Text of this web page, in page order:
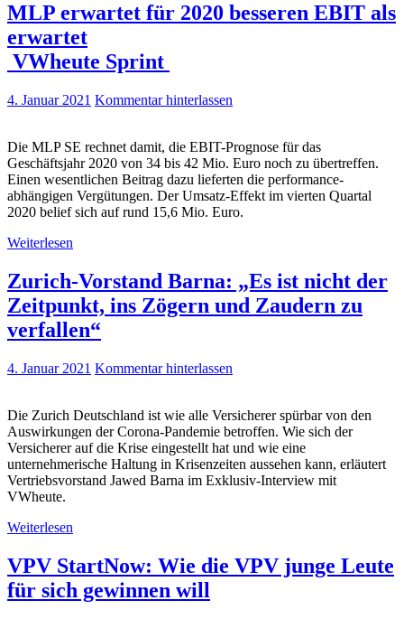
MLP erwartet für 2020 besseren EBIT als
erwartet
VWheute Sprint
4. Januar 2021 Kommentar hinterlassen
Die MLP SE rechnet damit, die EBIT-Prognose für das
Geschäftsjahr 2020 von 34 bis 42 Mio. Euro noch zu übertreffen.
Einen wesentlichen Beitrag dazu lieferten die performance-
abhängigen Vergütungen. Der Umsatz-Effekt im vierten Quartal
2020 belief sich auf rund 15,6 Mio. Euro.
Weiterlesen
Zurich-Vorstand Barna: „Es ist nicht der
Zeitpunkt, ins Zögern und Zaudern zu
verfallen“
4. Januar 2021 Kommentar hinterlassen
Die Zurich Deutschland ist wie alle Versicherer spürbar von den
Auswirkungen der Corona-Pandemie betroffen. Wie sich der
Versicherer auf die Krise eingestellt hat und wie eine
unternehmerische Haltung in Krisenzeiten aussehen kann, erläutert
Vertriebsvorstand Jawed Barna im Exklusiv-Interview mit
VWheute.
Weiterlesen
VPV StartNow: Wie die VPV junge Leute
für sich gewinnen will